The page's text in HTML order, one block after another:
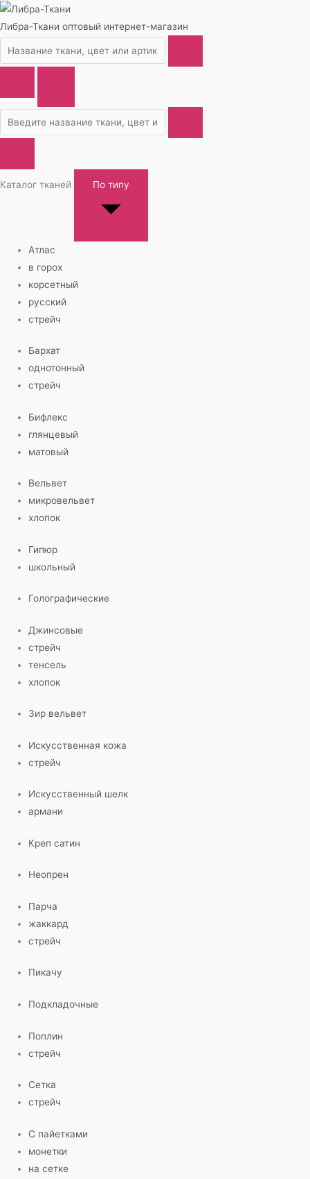
Либра-Ткани оптовый интернет-магазин
Каталог тканей По типу
Атлас
в горох
корсетный
русский
стрейч
Бархат
однотонный
стрейч
Бифлекс
глянцевый
матовый
Вельвет
микровельвет
хлопок
Гипюр
школьный
Голографические
Джинсовые
стрейч
тенсель
хлопок
Зир вельвет
Искусственная кожа
стрейч
Искусственный шелк
армани
Креп сатин
Неопрен
Парча
жаккард
стрейч
Пикачу
Подкладочные
Поплин
стрейч
Сетка
стрейч
С пайетками
монетки
на сетке